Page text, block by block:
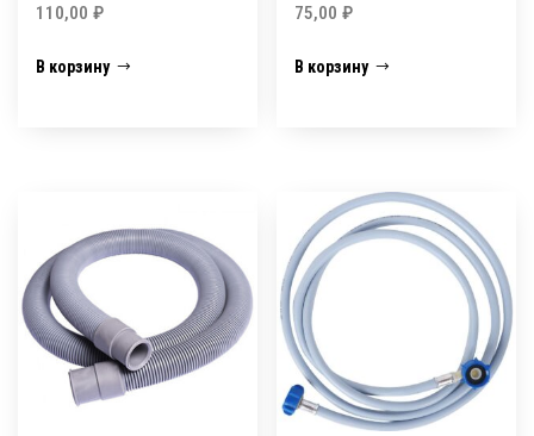
110,00 ₽
В корзину
75,00₽
В корзину